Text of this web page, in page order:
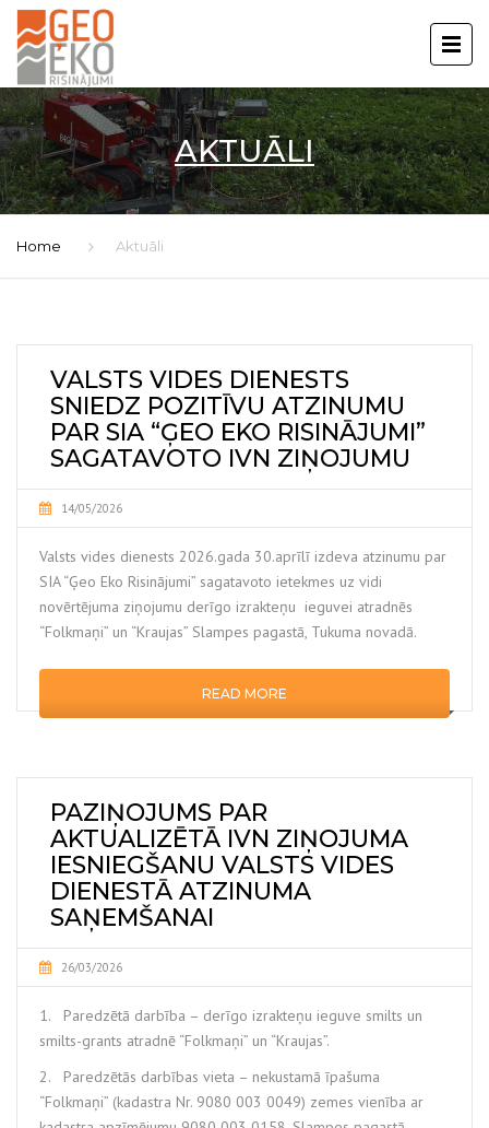
AKTUĀLI
Home Aktuāli
VALSTS VIDES DIENESTS
SNIEDZ POZITĪVU ATZINUMU
PAR SIA “ĢEO EKO RISINĀJUMI”
SAGATAVOTO IVN ZIŅOJUMU
14/05/2026
Valsts vides dienests 2026.gada 30.aprīlī izdeva atzinumu par
SIA “Ģeo Eko Risinājumi” sagatavoto ietekmes uz vidi
novērtējuma ziņojumu derīgo izrakteņu ieguvei atradnēs
“Folkmaņi” un “Kraujas” Slampes pagastā, Tukuma novadā.
READ MORE
PAZIŅOJUMS PAR
AKTUALIZĒTĀ IVN ZIŅOJUMA
IESNIEGŠANU VALSTS VIDES
DIENESTĀ ATZINUMA
SAŅEMŠANAI
26/03/2026
1. Paredzētā darbība – derīgo izrakteņu ieguve smilts un
smilts-grants atradnē “Folkmaņi” un “Kraujas”.
2. Paredzētās darbības vieta – nekustamā īpašuma
“Folkmaņi” (kadastra Nr. 9080 003 0049) zemes vienība ar